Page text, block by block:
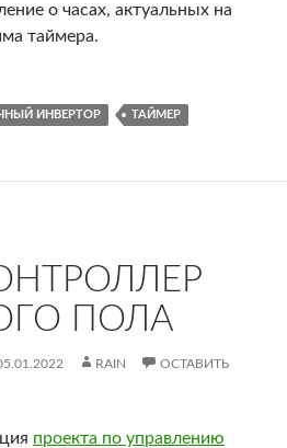
о часах, актуальных на
таймера.
ИНВЕРТОР ТАЙМЕР
ПОЛА
RAIN
ОСТАВИТЬ
проекта по управлению